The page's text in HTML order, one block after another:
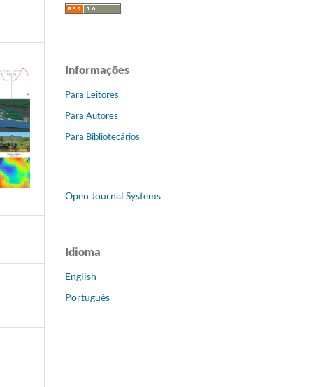
Informações
Para Leitores
Para Autores
Para Bibliotecários
Open Journal Systems
Idioma
English
Português